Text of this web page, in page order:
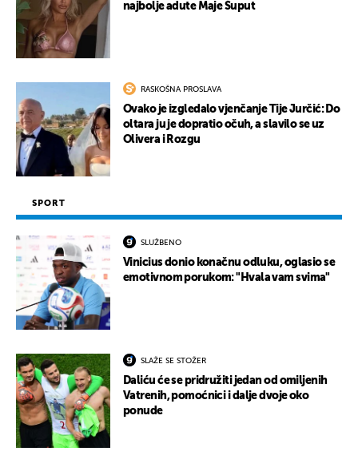
najbolje adute Maje Šuput
RASKOŠNA PROSLAVA
Ovako je izgledalo vjenčanje Tije Jurčić: Do
oltara ju je dopratio očuh, a slavilo se uz
Olivera i Rozgu
SPORT
SLUŽBENO
Vinicius donio konačnu odluku, oglasio se
emotivnom porukom: "Hvala vam svima"
SLAŽE SE STOŽER
Daliću će se pridružiti jedan od omiljenih
Vatrenih, pomoćnici i dalje dvoje oko
ponude